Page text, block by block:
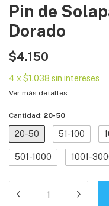
Pin de
Dorado
$4.150
4 x $1.038 sin intereses
Ver más detalles
Cantidad: 20-50
20-50 51-100
501-1000 1001-